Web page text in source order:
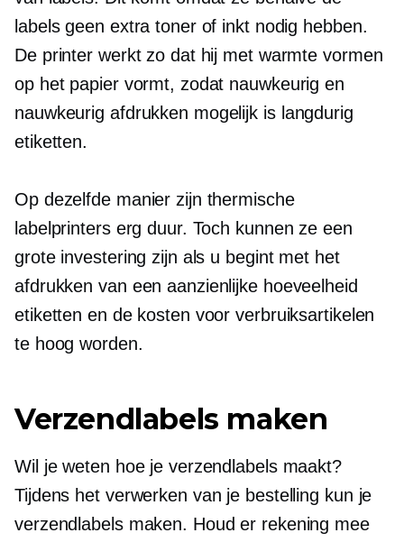
labels geen extra toner of inkt nodig hebben.
De printer werkt zo dat hij met warmte vormen
op het papier vormt, zodat nauwkeurig en
nauwkeurig afdrukken mogelijk is langdurig
etiketten.
Op dezelfde manier zijn thermische
labelprinters erg duur. Toch kunnen ze een
grote investering zijn als u begint met het
afdrukken van een aanzienlijke hoeveelheid
etiketten en de kosten voor verbruiksartikelen
te hoog worden.
Verzendlabels maken
Wil je weten hoe je verzendlabels maakt?
Tijdens het verwerken van je bestelling kun je
verzendlabels maken. Houd er rekening mee